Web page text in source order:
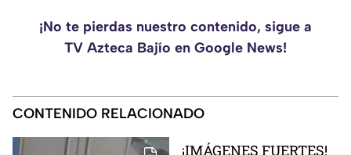
¡No te pierdas nuestro contenido, sigue a
TV Azteca Bajío en Google News!
CONTENIDO RELACIONADO
¡IMÁGENES FUERTES!